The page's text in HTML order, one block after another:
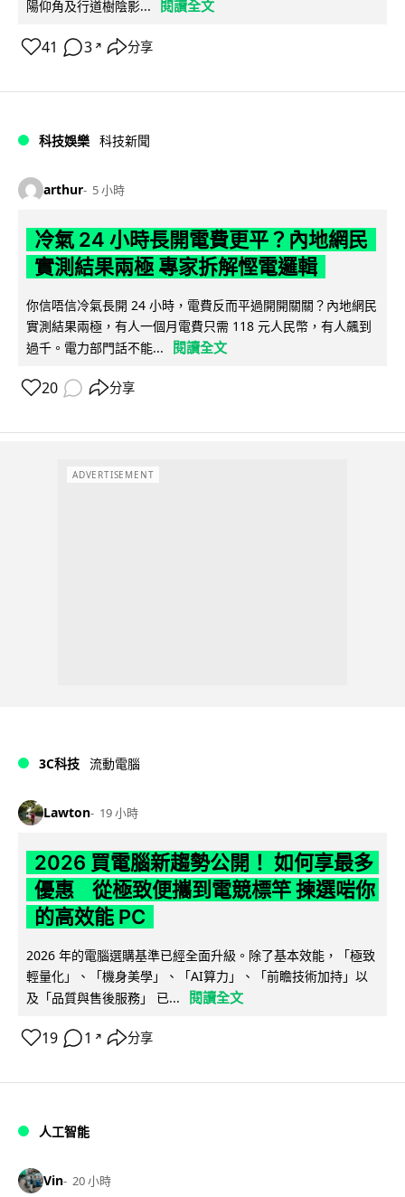
陽仰角及行道樹陰影... 閱讀全文
41 3 ↗ 分享
科技娛樂 科技新聞
arthur 5 小時
冷氣 24 小時長開電費更平？內地網民
實測結果兩極 專家拆解慳電邏輯
你信唔信冷氣長開 24 小時，電費反而平過開開關關？內地網民
實測結果兩極，有人一個月電費只需 118 元人民幣，有人飆到
過千。電力部門話不能...
閱讀全文
20 分享
ADVERTISEMENT
3C科技 流動電腦
Lawton 19 小時
2026 買電腦新趨勢公開！ 如何享最多
優惠 從極致便攜到電競標竿 揀選啱你
的高效能 PC
2026 年的電腦選購基準已經全面升級。除了基本效能，「極致
輕量化」、「機身美學」、「AI算力」、「前瞻技術加持」以
及「品質與售後服務」 已...
閱讀全文
19 1 ↗ 分享
人工智能
Vin 20 小時